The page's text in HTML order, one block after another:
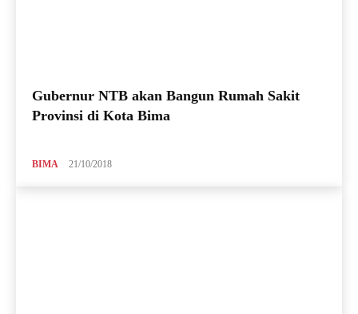
Gubernur NTB akan Bangun Rumah Sakit
Provinsi di Kota Bima
BIMA 21/10/2018